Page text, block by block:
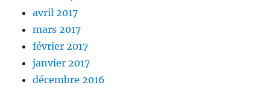
avril 2017
mars 2017
février 2017
janvier 2017
décembre 2016